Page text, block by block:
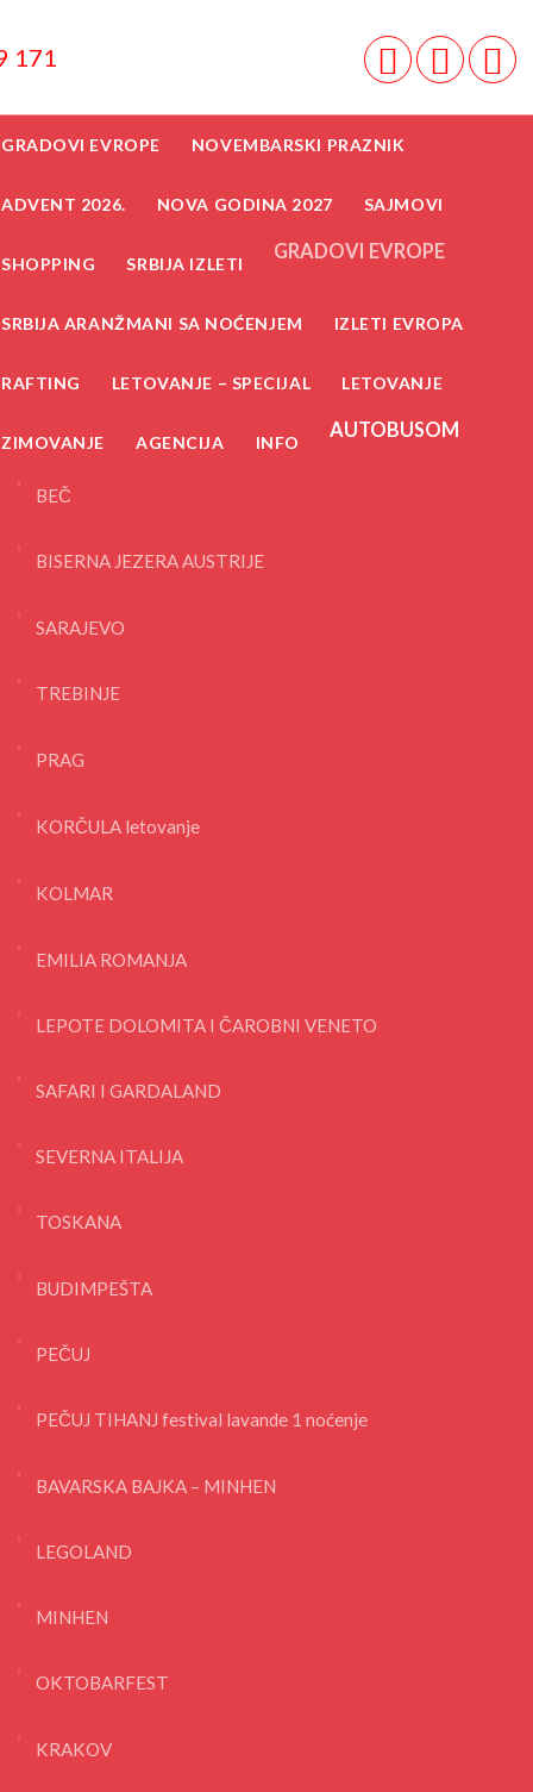
171
GRADOVI EVROPE NOVEMBARSKI PRAZNIK
ADVENT 2026. NOVA GODINA 2027 SAJMOVI
SHOPPING SRBIJA IZLETI
SRBIJA ARANŽMANI SA NOĆENJEM IZLETI EVROPA
RAFTING LETOVANJE – SPECIJAL LETOVANJE
ZIMOVANJE AGENCIJA INFO
GRADOVI EVROPE
AUTOBUSOM
BEČ
BISERNA JEZERA AUSTRIJE
SARAJEVO
TREBINJE
PRAG
KORČULA letovanje
KOLMAR
EMILIA ROMANJA
LEPOTE DOLOMITA I ČAROBNI VENETO
SAFARI I GARDALAND
SEVERNA ITALIJA
TOSKANA
BUDIMPEŠTA
PEČUJ
PEČUJ TIHANJ festival lavande 1 noćenje
BAVARSKA BAJKA – MINHEN
LEGOLAND
MINHEN
OKTOBARFEST
KRAKOV